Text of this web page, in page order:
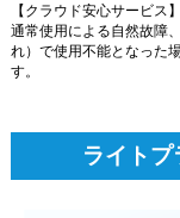
【クラウド安心サービス】
通常使用による自然故障
れ）で使用不能となった
す。
ライトプ